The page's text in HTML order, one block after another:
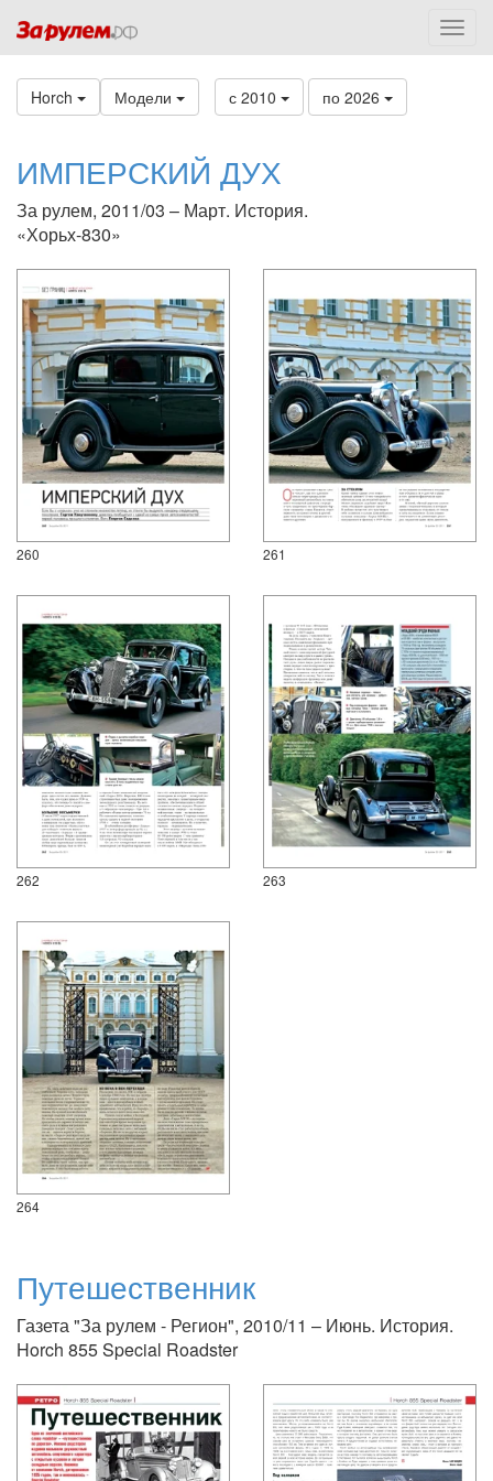
Horch Модели с 2010 по 2026
ИМПЕРСКИЙ ДУХ
За рулем, 2011/03 – Март. История.
«Хорьх-830»
260 261
262 263
264
Путешественник
Газета "За рулем - Регион", 2010/11 – Июнь. История.
Horch 855 Special Roadster